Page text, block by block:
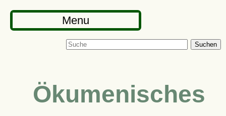
Menu
Suchen
Ökumenisches